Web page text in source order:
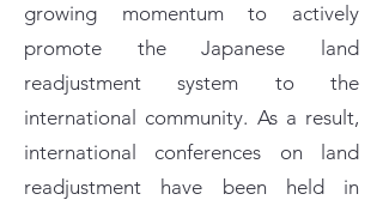
growing momentum to actively
promote the Japanese land
readjustment system to the
international community. As a result,
international conferences on land
readjustment have been held in